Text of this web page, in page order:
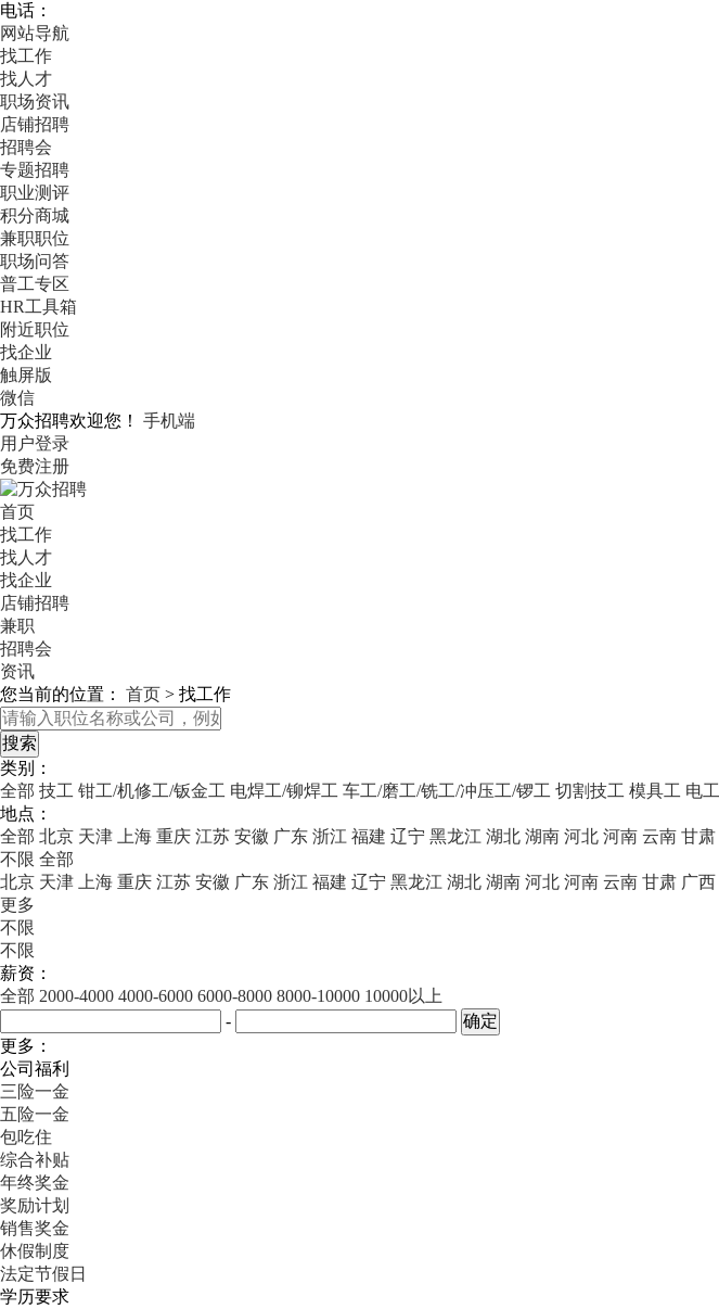
电话：
网站导航
找工作
找人才
职场资讯
店铺招聘
招聘会
专题招聘
职业测评
积分商城
兼职职位
职场问答
普工专区
HR工具箱
附近职位
找企业
触屏版
微信
万众招聘欢迎您！
手机端
用户登录
免费注册
首页
找工作
找人才
找企业
店铺招聘
兼职
招聘会
资讯
您当前的位置： 首页 > 找工作
类别：
全部 技工 钳工/机修工/钣金工 电焊工/铆焊工 车工/磨工/铣工/冲压工/锣工 切割技工 模具工 电工
地点：
全部 北京 天津 上海 重庆 江苏 安徽 广东 浙江 福建 辽宁 黑龙江 湖北 湖南 河北 河南 云南 甘肃
不限 全部
北京 天津 上海 重庆 江苏 安徽 广东 浙江 福建 辽宁 黑龙江 湖北 湖南 河北 河南 云南 甘肃 广西
更多
不限
不限
薪资：
全部 2000-4000 4000-6000 6000-8000 8000-10000 10000以上
-
更多：
公司福利
三险一金
五险一金
包吃住
综合补贴
年终奖金
奖励计划
销售奖金
休假制度
法定节假日
学历要求